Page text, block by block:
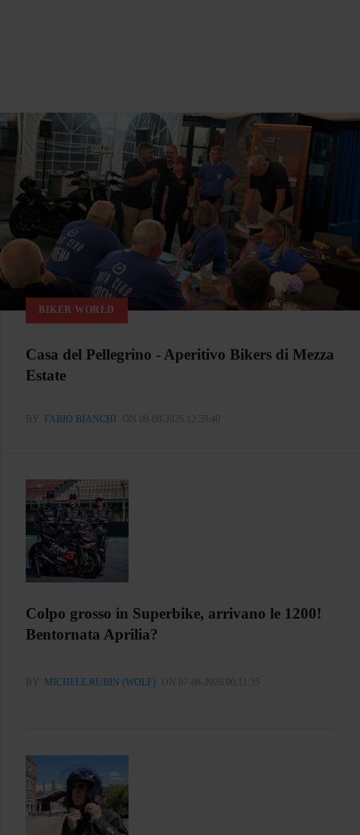
BIKER WORLD
Casa del Pellegrino - Aperitivo Bikers di Mezza
Estate
BY FABIO BIANCHI ON 09-08-2026 12:59:40
Colpo grosso in Superbike, arrivano le 1200!
Bentornata Aprilia?
BY MICHELE RUBIN (WOLF) ON 07-08-2026 00:11:35